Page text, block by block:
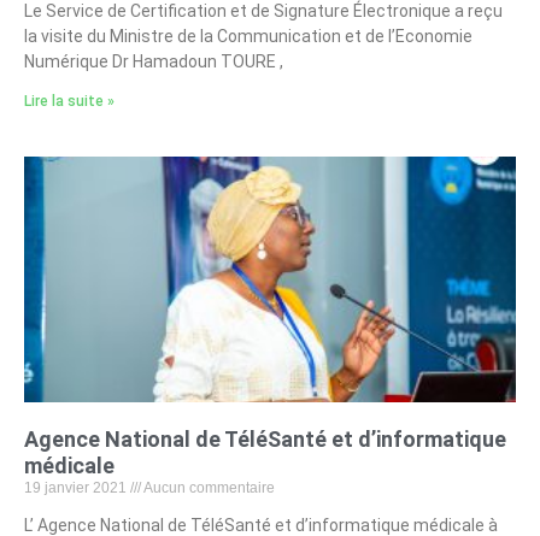
Le Service de Certification et de Signature Électronique a reçu
la visite du Ministre de la Communication et de l’Economie
Numérique Dr Hamadoun TOURE ,
Lire la suite »
Agence National de TéléSanté et d’informatique
médicale
19 janvier 2021 Aucun commentaire
L’ Agence National de TéléSanté et d’informatique médicale à